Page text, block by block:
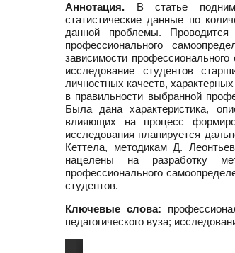
Аннотация. В статье
статистические данные по
данной проблемы.
профессионального
зависимости
исследование студентов
личностных качеств,
в правильности выбранной
Была дана характеристика,
влияющих на процесс
исследования планируется
Кеттела, методикам Д.
нацелены на разработку
профессионального
студентов.
Ключевые слова:
педагогического вуза;